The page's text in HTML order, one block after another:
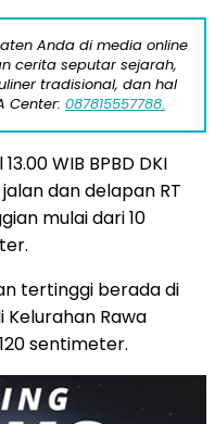
Anda di media online
cerita seputar sejarah,
tradisional, dan hal
Center: 087815557788.
WIB BPBD DKI
dan delapan RT
mulai dari 10
tertinggi berada di
Rawa
sentimeter.